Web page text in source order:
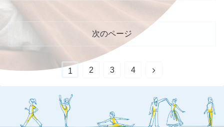
次のページ
1 2 3 4